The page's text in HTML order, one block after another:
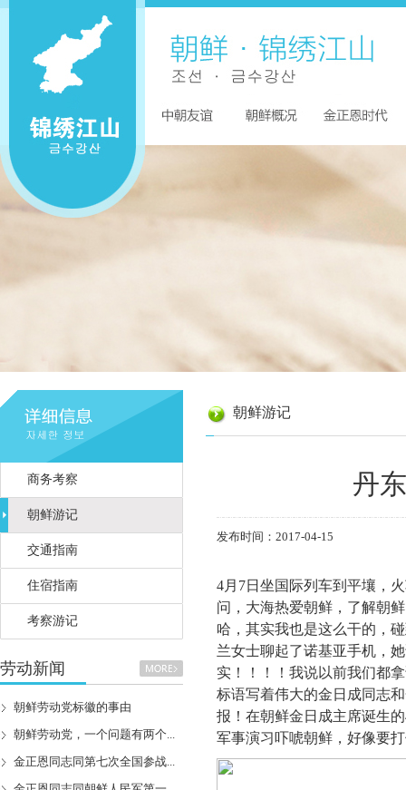
商务考察
朝鲜游记
交通指南
住宿指南
考察游记
劳动新闻
朝鲜劳动党标徽的事由
朝鲜劳动党，一个问题有两个...
金正恩同志同第七次全国参战...
朝鲜游记
丹
发布时间：2017-04-15
4月7日坐国际列车到平壤，
问，大海热爱朝鲜，了解朝
哈，其实我也是这么干的，
兰女士聊起了诺基亚手机，
实！！！！我说以前我们都
标语写着伟大的金日成同志
报！在朝鲜金日成主席诞生
军事演习吓唬朝鲜，好像要